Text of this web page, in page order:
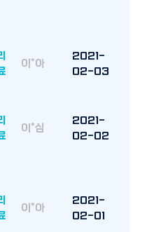
이*아
2021-
02-03
이*심
2021-
02-02
이*아
2021-
02-01